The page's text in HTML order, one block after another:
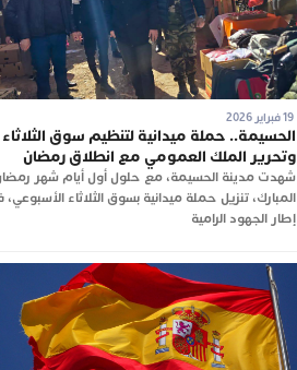
الحسيمة.. حملة ميدانية لتنظيم سوق الثلاثاء
وتحرير الملك العمومي مع انطلاق رمضان
شهدت مدينة الحسيمة، مع حلول أول أيام شهر
المبارك، تنزيل حملة ميدانية بسوق الثلاثاء الأسبوعي،
إطار الجهود الرامية